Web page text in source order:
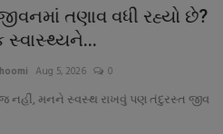
રહ્યો છે? જાણો
પણ તંદુરસ્ત જીવન માટે એટલું જ જરૂરી